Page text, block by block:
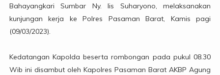
Bahayangkari Sumbar Ny. Iis Suharyono, melaksanakan
kunjungan kerja ke Polres Pasaman Barat, Kamis pagi
(09/03/2023).
Kedatangan Kapolda beserta rombongan pada pukul 08.30
Wib ini disambut oleh Kapolres Pasaman Barat AKBP Agung